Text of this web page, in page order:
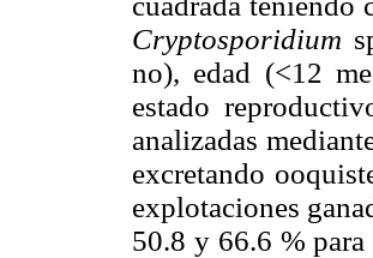
Cryptosporidium
no), edad (<12
estado
analizadas
excretando
explotaciones
50.8 y 66.6 %